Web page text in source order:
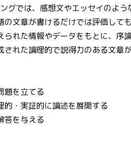
グでは、感想文やエッセイのよう
の文章が書けるだけでは評価して
られた情報やデータをもとに、序
された論理的で説得力のある文章
題を立てる
的・実証的に論述を展開する
答を与える